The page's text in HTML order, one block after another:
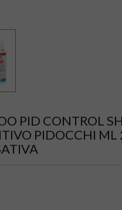
PID CONTROL
PIDOCCHI ML